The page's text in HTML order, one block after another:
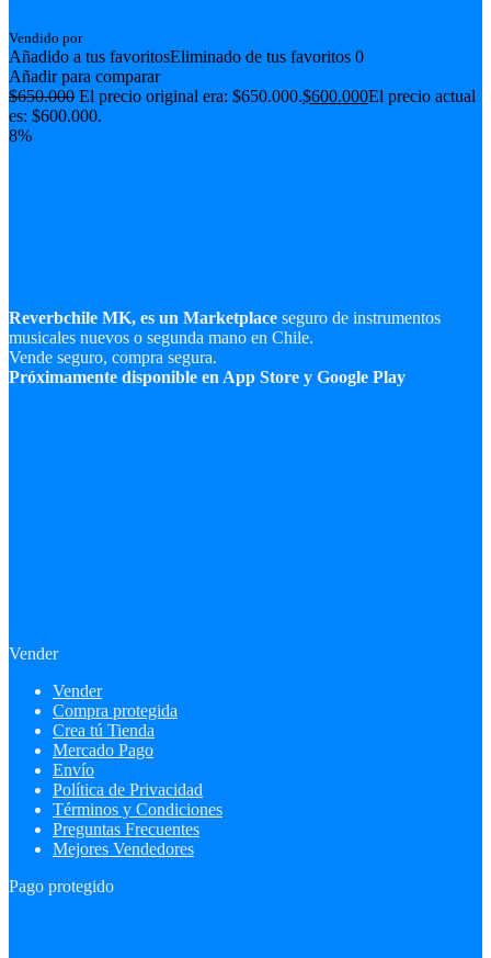
Vendido por
Añadido a tus favoritosEliminado de tus favoritos 0
Añadir para comparar
$650.000 El precio original era: $650.000.$600.000El precio actual
es: $600.000.
8%
Reverbchile MK, es un Marketplace seguro de instrumentos
musicales nuevos o segunda mano en Chile.
Vende seguro, compra segura.
Próximamente disponible en App Store y Google Play
Vender
Vender
Compra protegida
Crea tú Tienda
Mercado Pago
Envío
Política de Privacidad
Términos y Condiciones
Preguntas Frecuentes
Mejores Vendedores
Pago protegido